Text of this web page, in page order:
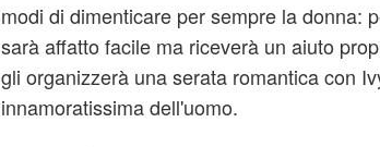
modi di dimenticare per sempre la donna:
sarà affatto facile ma riceverà un aiuto
gli organizzerà una serata romantica con
innamoratissima dell'uomo.